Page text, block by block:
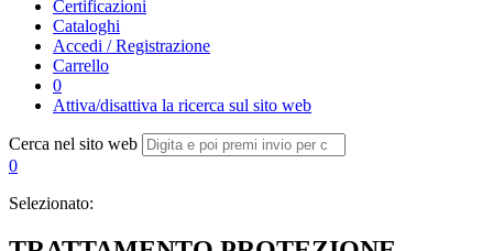
Certificazioni
Cataloghi
Accedi / Registrazione
Carrello
0
Attiva/disattiva la ricerca sul sito web
Cerca nel sito web
0
Selezionato: